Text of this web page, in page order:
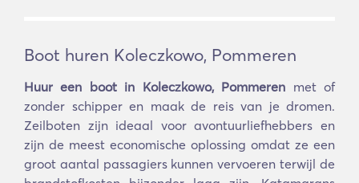
Boot huren Koleczkowo, Pommeren
Huur een boot in Koleczkowo, Pommeren met of
zonder schipper en maak de reis van je dromen.
Zeilboten zijn ideaal voor avontuurliefhebbers en
zijn de meest economische oplossing omdat ze een
groot aantal passagiers kunnen vervoeren terwijl de